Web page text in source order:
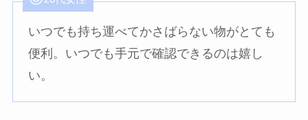
いつでも持ち運べてかさばらない物がとても
便利。いつでも手元で確認できるのは嬉し
い。